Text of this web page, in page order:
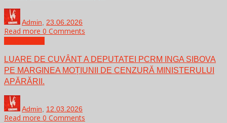
Admin 23.06.2026
Read more 0 Comments
LUARE DE CUVÂNT A DEPUTATEI PCRM INGA SIBOVA
PE MARGINEA MOȚIUNII DE CENZURĂ MINISTERULUI
APĂRĂRII.
Admin 12.03.2026
Read more 0 Comments